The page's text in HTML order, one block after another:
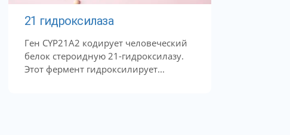
21 гидроксилаза
Ген CYP21A2 кодирует человеческий
белок стероидную 21-гидроксилазу.
Этот фермент гидроксилирует...